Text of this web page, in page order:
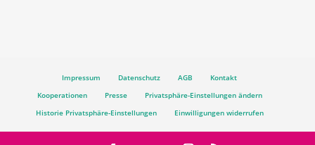
Impressum Datenschutz AGB
Kontakt
Kooperationen
Presse
Privatsphäre-Einstellungen ändern
Historie Privatsphäre-Einstellungen
Einwilligungen widerrufen